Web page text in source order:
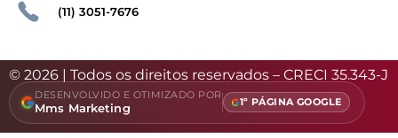
(11) 3051-7676
© 2026 | Todos os direitos reservados – CRECI 35.343-J
DESENVOLVIDO E OTIMIZADO POR
Mms Marketing 1º PÁGINA GOOGLE